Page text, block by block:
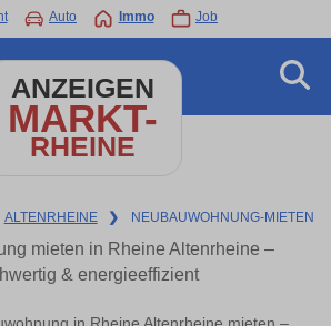
Auto Immo Job
ANZEIGEN
MARKT-
RHEINE
ALTENRHEINE ❯ NEUBAUWOHNUNG-MIETEN
mieten in Rheine Altenrheine –
& energieeffizient